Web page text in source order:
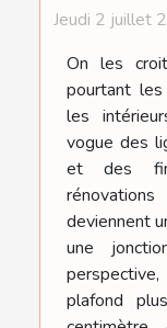
Jeudi 2 juillet
On les
pourtant
les
vogue des
et des
deviennent
une
plafond